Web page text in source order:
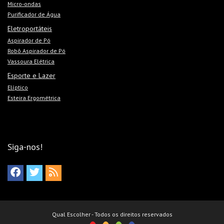
Forno com cavidade esmaltada facilita a limpeza
Contras
Prateleiras do forno não possuem ajuste de altura
Micro-ondas
Purificador de Água
Eletroportáteis
Aspirador de Pó
Robô Aspirador de Pó
Vassoura Elétrica
Esporte e Lazer
Elíptico
Esteira Ergométrica
Siga-nos!
Qual Escolher - Todos os direitos reservados